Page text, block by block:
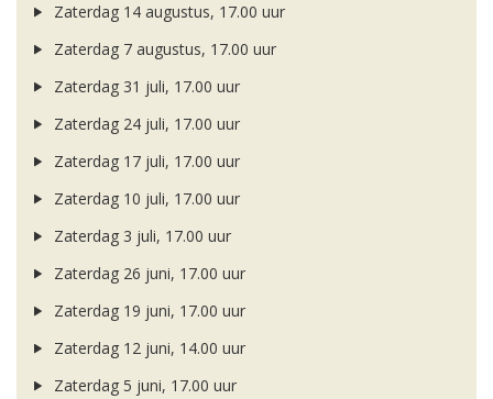
Zaterdag 14 augustus, 17.00 uur
Zaterdag 7 augustus, 17.00 uur
Zaterdag 31 juli, 17.00 uur
Zaterdag 24 juli, 17.00 uur
Zaterdag 17 juli, 17.00 uur
Zaterdag 10 juli, 17.00 uur
Zaterdag 3 juli, 17.00 uur
Zaterdag 26 juni, 17.00 uur
Zaterdag 19 juni, 17.00 uur
Zaterdag 12 juni, 14.00 uur
Zaterdag 5 juni, 17.00 uur